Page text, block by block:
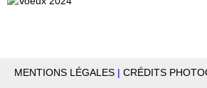
MENTIONS LÉGALES | CRÉDITS